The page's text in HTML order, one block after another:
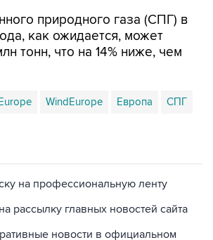
природного газа (СПГ) в
как ожидается, может
тонн, что на 14% ниже, чем
WindEurope Европа СПГ
на профессиональную ленту
рассылку главных новостей сайта
новости в официальном